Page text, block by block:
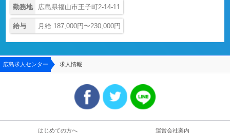
勤務地 広島県福山市王子町2-14-11
給与 月給 187,000円〜230,000円
広島求人センター 求人情報
はじめての方へ 運営会社案内